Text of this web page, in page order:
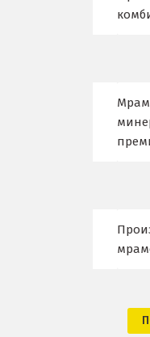
Магнитогорск